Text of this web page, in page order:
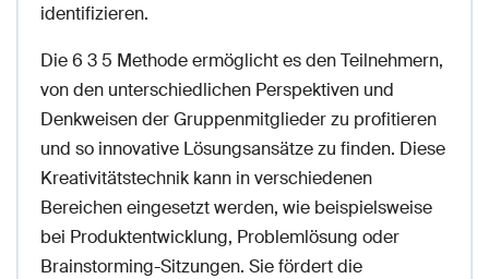
identifizieren.
Die 6 3 5 Methode ermöglicht es den Teilnehmern,
von den unterschiedlichen Perspektiven und
Denkweisen der Gruppenmitglieder zu profitieren
und so innovative Lösungsansätze zu finden. Diese
Kreativitätstechnik kann in verschiedenen
Bereichen eingesetzt werden, wie beispielsweise
bei Produktentwicklung, Problemlösung oder
Brainstorming-Sitzungen. Sie fördert die